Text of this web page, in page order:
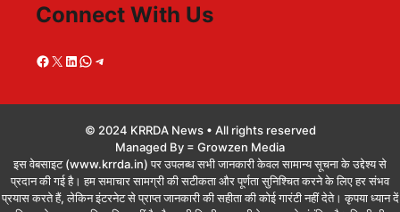
Connect With Us
Facebook
X LinkedIn
WhatsApp
Telegram
© 2024 KRRDA News • All rights reserved
Managed By = Growzen Media
इस वेबसाइट (www.krrda.in) पर उपलब्ध सभी जानकारी केवल सामान्य सूचना के उद्देश्य से
प्रदान की गई है। हम समाचार सामग्री की सटीकता और पूर्णता सुनिश्चित करने के लिए हर संभव
प्रयास करते हैं, लेकिन इंटरनेट से प्राप्त जानकारी की सहीता की कोई गारंटी नहीं देते। कृपया ध्यान दें